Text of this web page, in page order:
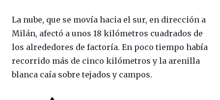
La nube, que se movía hacia el sur, en dirección a
Milán, afectó a unos 18 kilómetros cuadrados de
los alrededores de factoría. En poco tiempo había
recorrido más de cinco kilómetros y la arenilla
blanca caía sobre tejados y campos.